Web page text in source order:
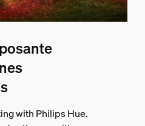
with Philips Hue.